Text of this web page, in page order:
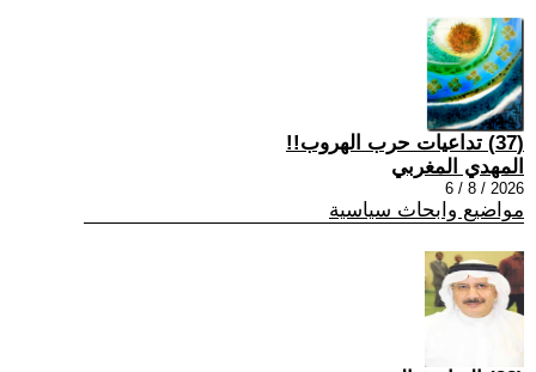
(37) تداعيات حرب الهروب!!
المهدي المغربي
2026 / 8 / 6
مواضيع وابحاث سياسية